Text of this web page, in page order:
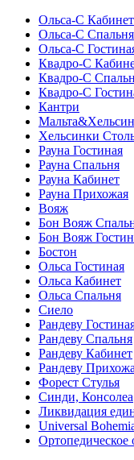
Ольса-С Кабинет
Ольса-С Спальня
Ольса-С
Квадро-С
Квадро-С
Квадро-С
Кантри
Хельсинки
Рауна Гостиная
Рауна Спальня
Рауна Кабинет
Рауна Прихожая
Вояж
Бон Вояж
Бон Вояж
Бостон
Ольса Гостиная
Ольса Кабинет
Ольса Спальня
Сиело
Рандеву
Рандеву Спальня
Рандеву Кабинет
Рандеву
Форест Стулья
Синди, Консолеа
Ликвидация
Universal
Ортопедическое